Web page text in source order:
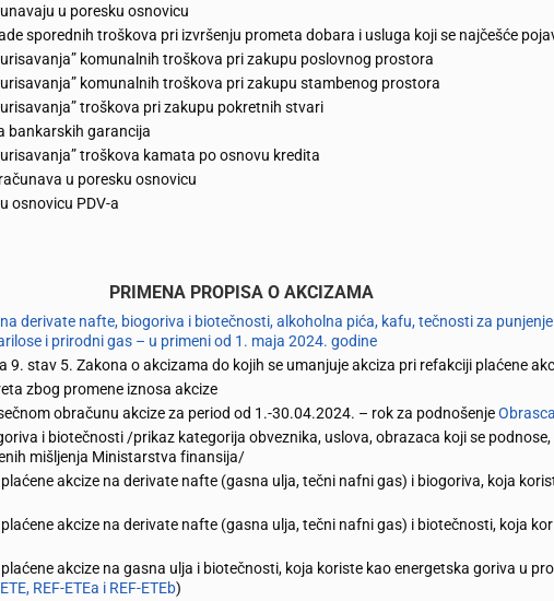
u poresku osnovicu
sporednih troškova pri izvršenju prometa dobara i usluga koji se najčešće
komunalnih troškova pri zakupu poslovnog prostora
komunalnih troškova pri zakupu stambenog prostora
troškova pri zakupu pokretnih stvari
bankarskih garancija
troškova kamata po osnovu kredita
u poresku osnovicu
osnovicu PDV-a
PRIMENA PROPISA O AKCIZAMA
derivate nafte, biogoriva i biotečnosti, alkoholna pića, kafu, tečnosti za
i prirodni gas – u primeni od 1. maja 2024. godine
9. stav 5. Zakona o akcizama do kojih se umanjuje akciza pri refakciji plaćene
zbog promene iznosa akcize
obračunu akcize za period od 1.-30.04.2024. – rok za podnošenje
i biotečnosti /prikaz kategorija obveznika, uslova, obrazaca koji se
mišljenja Ministarstva finansija/
akcize na derivate nafte (gasna ulja, tečni nafni gas) i biogoriva, koja
akcize na derivate nafte (gasna ulja, tečni nafni gas) i biotečnosti, koja
akcize na gasna ulja i biotečnosti, koja koriste kao energetska goriva u
REF-ETEa i REF-ETEb)